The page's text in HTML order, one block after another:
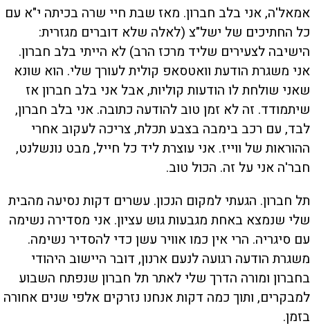
אמאל'ה, אני בלב חברון. מאז שבת חיי שרה בכיתה י"א עם
כל החתיכים של ישל"צ (לאלה שלא דוברים מגזרית:
הישיבה לצעירים שליד מרכז הרב) לא הייתי בלב חברון.
אני משגרת הודעת וואטסאפ קולית לעורך שלי. הוא שונא
שאני שולחת לו הודעות קוליות, אבל אני בלב חברון אז
שיתמודד. זה לא זמן טוב להודעה כתובה. אני בלב חברון,
לבד, עם רכב בימבה בצבע תכלת, צריכה לעקוב אחרי
ההוראות של ווייז. אני עוצרת ליד כל חייל, מבט נונשלנט,
חבר'ה אני על זה. הכול טוב.
תל חברון. הגעתי למקום הנכון. עשרים דקות נסיעה מהבית
שלי שנמצא באחת מגבעות גוש עציון. אני מסדירה נשימה
עם סיגריה. הרי אין כמו אוויר עשן כדי להסדיר נשימה.
משגרת הודעה רגועה לנעם ארנון, דובר היישוב היהודי
בחברון ומורה הדרך שלי לאתר תל חברון שנפתח השבוע
למבקרים, ותוך כמה דקות אנחנו נזרקים אלפי שנים אחורה
בזמן.